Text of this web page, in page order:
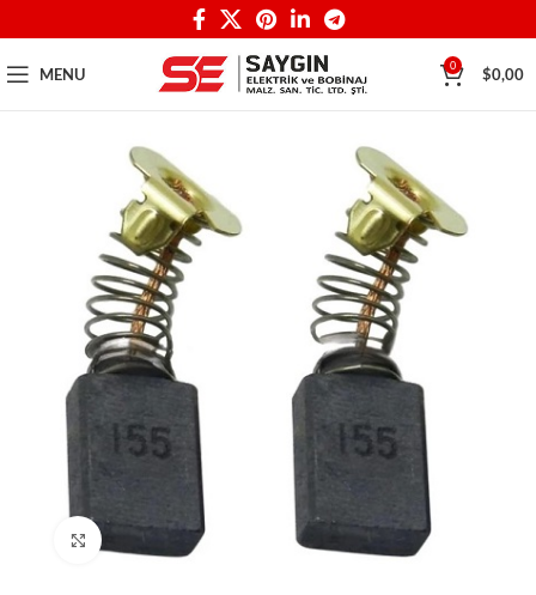
MENU 0 $0,00
Click to enlarge